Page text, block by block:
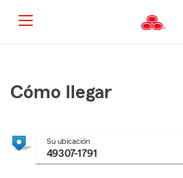
al
principal
Cómo llegar
Su ubicación